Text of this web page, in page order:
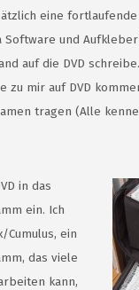
eine
und
auf die DVD
zu mir auf DVD
tragen (Alle kennen
in das
ein. Ich
Cumulus, ein
das viele
kann,